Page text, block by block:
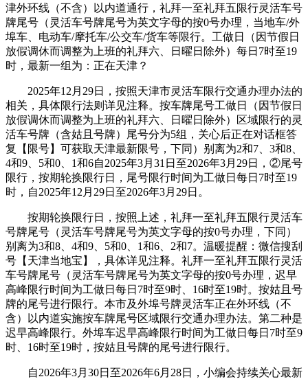
津外环线（不含）以内道通行，礼拜一至礼拜五限行灵活车号
牌尾号（灵活车号牌尾号为英文字母的按0号办理，当地车/外
埠车、电动车/摩托车/公交车/货车等限行。工做日（因节假日
放假调休而调整为上班的礼拜六、日曜日除外）每日7时至19
时，最新一组为：正在天津？
2025年12月29日，按照天津市灵活车限行交通办理办法的
相关，具体限行法则详见注释。按车牌尾号工做日（因节假日
放假调休而调整为上班的礼拜六、日曜日除外）区域限行的灵
活车号牌（含姑且号牌）尾号分为5组，关心后正在对话框答
复【限号】可获取天津最新限号，下同）别离为2和7、3和8、
4和9、5和0、1和6自2025年3月31日至2026年3月29日，②尾号
限行，按期轮换限行日，尾号限行时间为工做日每日7时至19
时，自2025年12月29日至2026年3月29日。
按期轮换限行日，按照上述，礼拜一至礼拜五限行灵活车
号牌尾号（灵活车号牌尾号为英文字母的按0号办理，下同）
别离为3和8、4和9、5和0、1和6、2和7。温暖提醒：微信搜刮
号【天津当地宝】，具体详见注释。礼拜一至礼拜五限行灵活
车号牌尾号（灵活车号牌尾号为英文字母的按0号办理，迟早
高峰限行时间为工做日每日7时至9时、16时至19时。按姑且号
牌的尾号进行限行。本市及外埠号牌灵活车正在外环线（不
含）以内道实施按车牌尾号区域限行交通办理办法。第二种是
迟早高峰限行。外埠车迟早高峰限行时间为工做日每日7时至9
时、16时至19时，按姑且号牌的尾号进行限行。
自2026年3月30日至2026年6月28日，小编会持续关心最新